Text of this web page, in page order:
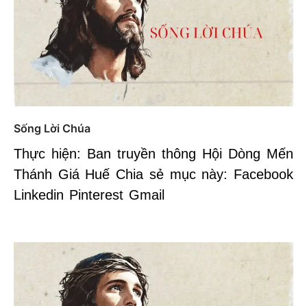
Sống Lời Chúa
Thực hiện: Ban truyền thông Hội Dòng Mến
Thánh Giá Huế Chia sẻ mục này: Facebook
Linkedin Pinterest Gmail